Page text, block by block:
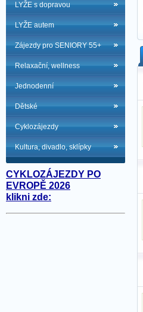
LYŽE s dopravou
LYŽE autem
Zájezdy pro SENIORY 55+
Relaxační, wellness
Jednodenní
Dětské
Cyklozájezdy
Kultura, divadlo, sklípky
CYKLOZÁJEZDY PO
EVROPĚ 2026
klikni zde: